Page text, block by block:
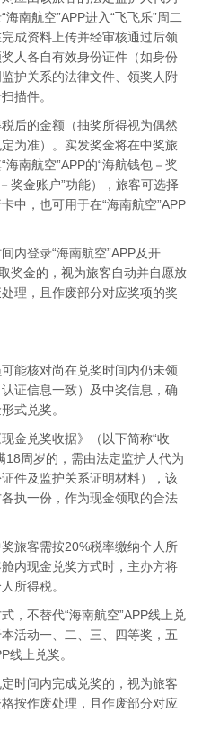
南航空”APP进入“飞飞乐”周二
成资料上传并经审核通过后领
人各自有效身份证件（如身份
护关系的法律文件、领奖人附
描件。
的金额（抽奖所得视为偶然
为准）。实发奖金将在中奖旅
南航空”APP的“海航钱包－奖
奖金账户”功能），旅客可选择
中，也可用于在“海南航空”APP
登录“海南航空”APP及开
奖金的，视为旅客自动并自愿放
理，且作废部分对应奖项的奖
核对尚在兑奖时间内仍未领
证信息一致）及中奖信息，确
式兑奖。
兑奖收据》（以下简称“收
18周岁的，需由法定监护人代为
件及监护关系证明材料），该
执一份，作为现金领取的合法
客需按20%税率缴纳个人所
内现金兑奖方式时，主办方将
所得税。
不替代“海南航空”APP线上兑
活动一、二、三、四等奖，五
线上兑奖。
间内完成兑奖的，视为旅客
按作废处理，且作废部分对应